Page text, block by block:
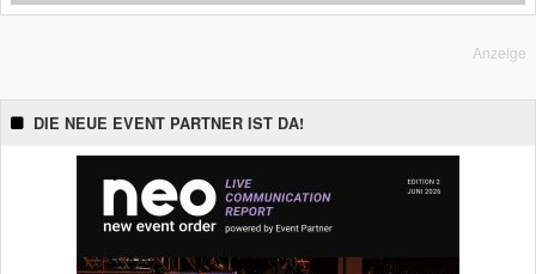
Anzeige
DIE NEUE EVENT PARTNER IST DA!